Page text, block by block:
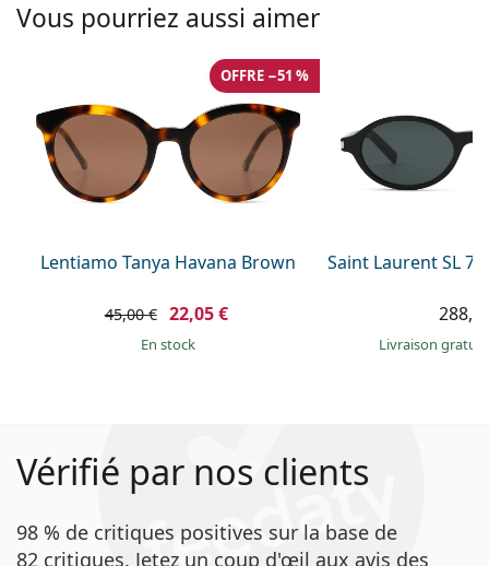
Vous pourriez aussi aimer
Lentiamo Tanya Havana Brown
OFFRE −51 %
45,00 € 22,05 €
en stock
Saint Laurent SL
Livraison
Vérifié par nos clients
98 % de critiques positives sur la base de
82 critiques. Jetez un coup d'œil aux avis des